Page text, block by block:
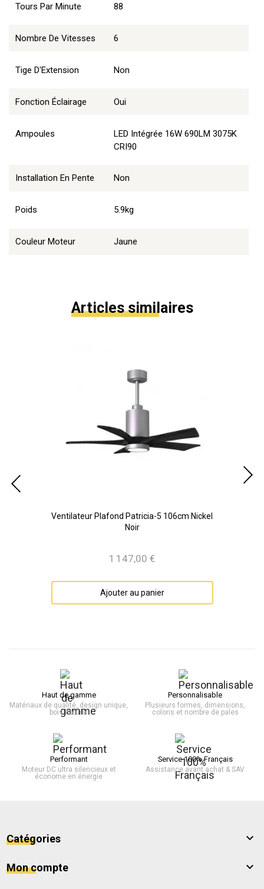
Tours Par Minute 88
Nombre De Vitesses 6
Tige D'Extension Non
Fonction Éclairage Oui
Ampoules
LED Intégrée 16W 690LM 3075K
CRI90
Installation En Pente Non
Poids 5.9kg
Couleur Moteur Jaune
Articles similaires
Ventilateur Plafond Patricia-5 106cm Nickel
Noir
Prix
1 147,00 €
Ajouter au panier
Haut de gamme
Matériaux de qualité, design unique,
bois naturel
Personnalisable
Plusieurs formes, dimensions,
coloris et nombre de pales
Performant
Moteur DC ultra silencieux et
économe en énergie
Service 100% Français
Assistance avant achat & SAV
Catégories 
Mon compte 